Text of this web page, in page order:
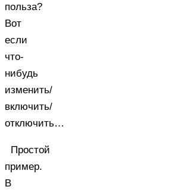
польза?
Вот
если
что-
нибудь
изменить/
включить/
отключить…
Простой
пример.
В